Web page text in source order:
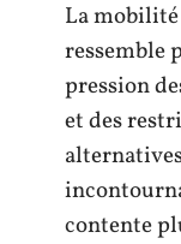
La
ressemble
pression
et des
contente